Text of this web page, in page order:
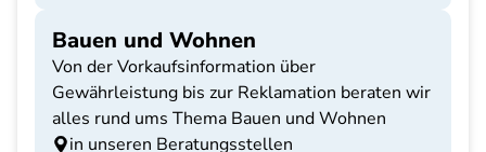
Bauen und Wohnen
Von der Vorkaufsinformation über
Gewährleistung bis zur Reklamation beraten wir
alles rund ums Thema Bauen und Wohnen
in unseren Beratungsstellen